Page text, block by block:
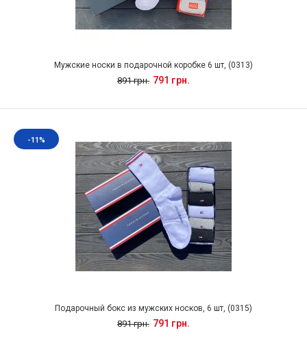
Мужские носки в подарочной коробке 6 шт, (0313)
891 грн. 791 грн.
-11%
Подарочный бокс из мужских носков, 6 шт, (0315)
891 грн. 791 грн.